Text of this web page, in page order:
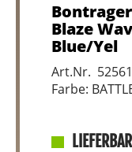
Blaze
Blue/Yel
Art.Nr.
Farbe: